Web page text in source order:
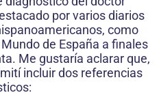
por varios diarios
como
de España a finales
Me gustaría aclarar que,
incluir dos referencias